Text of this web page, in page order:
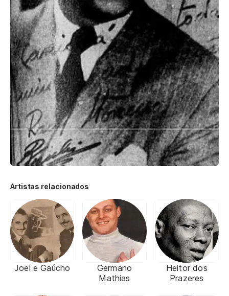
Artistas relacionados
Joel e Gaúcho
Germano
Mathias
Heitor dos
Prazeres